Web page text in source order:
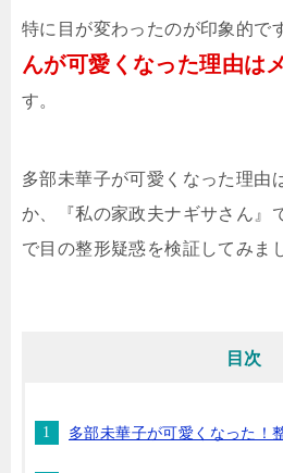
特に目が変わったのが印象的で
んが可愛くなった理由は
す。
多部未華子が可愛くなった理由
か、『私の家政夫ナギサさん』
で目の整形疑惑を検証してみま
目次
多部未華子が可愛くなった！